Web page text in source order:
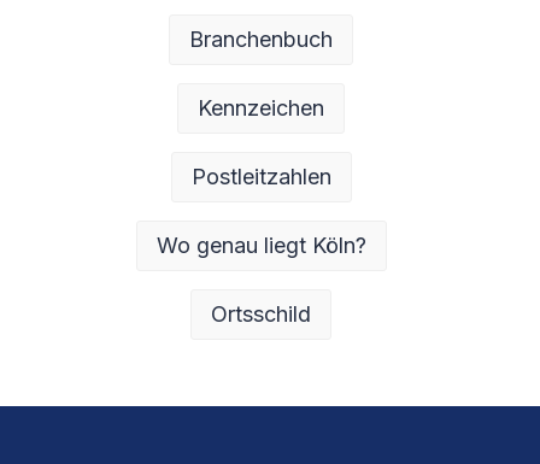
Branchenbuch
Kennzeichen
Postleitzahlen
Wo genau liegt Köln?
Ortsschild